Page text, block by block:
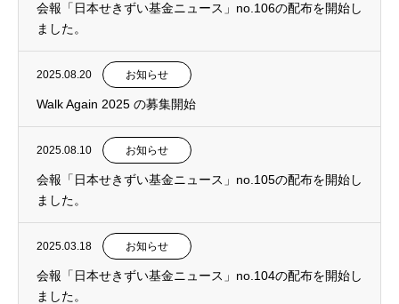
会報「日本せきずい基金ニュース」no.106の配布を開始し
ました。
2025.08.20 お知らせ
Walk Again 2025 の募集開始
2025.08.10 お知らせ
会報「日本せきずい基金ニュース」no.105の配布を開始し
ました。
2025.03.18 お知らせ
会報「日本せきずい基金ニュース」no.104の配布を開始し
ました。